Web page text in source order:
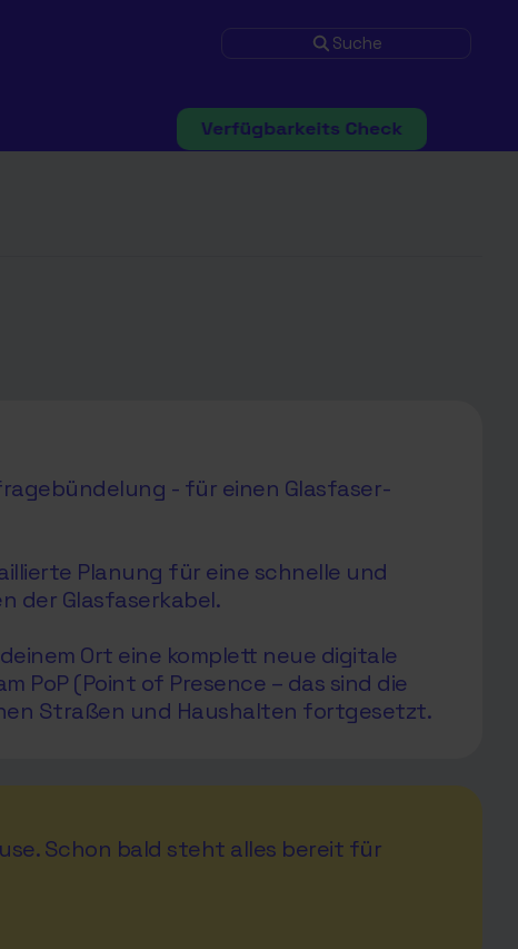
Suche
- für einen Glasfaser-
Planung für eine schnelle und
der Glasfaserkabel.
Ort eine komplett neue digitale
PoP (Point of Presence – das sind die
Straßen und Haushalten fortgesetzt.
Schon bald steht alles bereit für